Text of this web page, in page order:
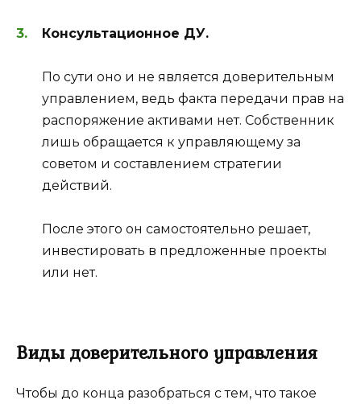
Консультационное ДУ.
По сути оно и не является доверительным
управлением, ведь факта передачи прав на
распоряжение активами нет. Собственник
лишь обращается к управляющему за
советом и составлением стратегии
действий.
После этого он самостоятельно решает,
инвестировать в предложенные проекты
или нет.
Виды доверительного управления
Чтобы до конца разобраться с тем, что такое